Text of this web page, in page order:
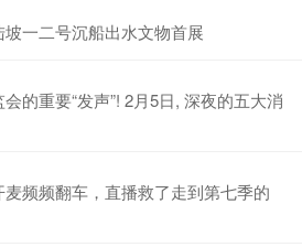
一二号沉船出水文物首展
的重要“发声”! 2月5日, 深夜的五大消
频频翻车，直播救了走到第七季的